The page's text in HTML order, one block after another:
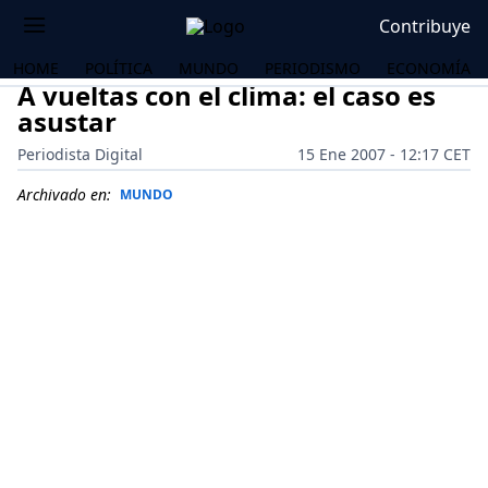
Contribuye
HOME POLÍTICA MUNDO PERIODISMO ECONOMÍA
A vueltas con el clima: el caso es
asustar
Periodista Digital
15 Ene 2007 - 12:17 CET
Archivado en: MUNDO